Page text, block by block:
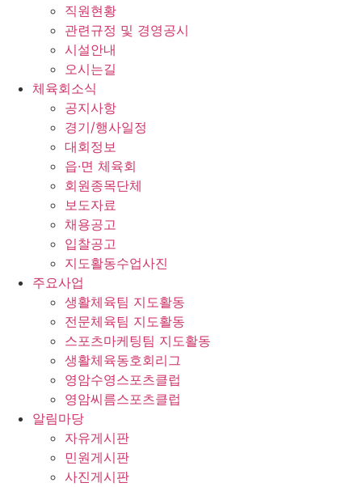
직원현황
관련규정 및 경영공시
시설안내
오시는길
체육회소식
공지사항
경기/행사일정
대회정보
읍·면 체육회
회원종목단체
보도자료
채용공고
입찰공고
지도활동수업사진
주요사업
생활체육팀 지도활동
전문체육팀 지도활동
스포츠마케팅팀 지도활동
생활체육동호회리그
영암수영스포츠클럽
영암씨름스포츠클럽
알림마당
자유게시판
민원게시판
사진게시판